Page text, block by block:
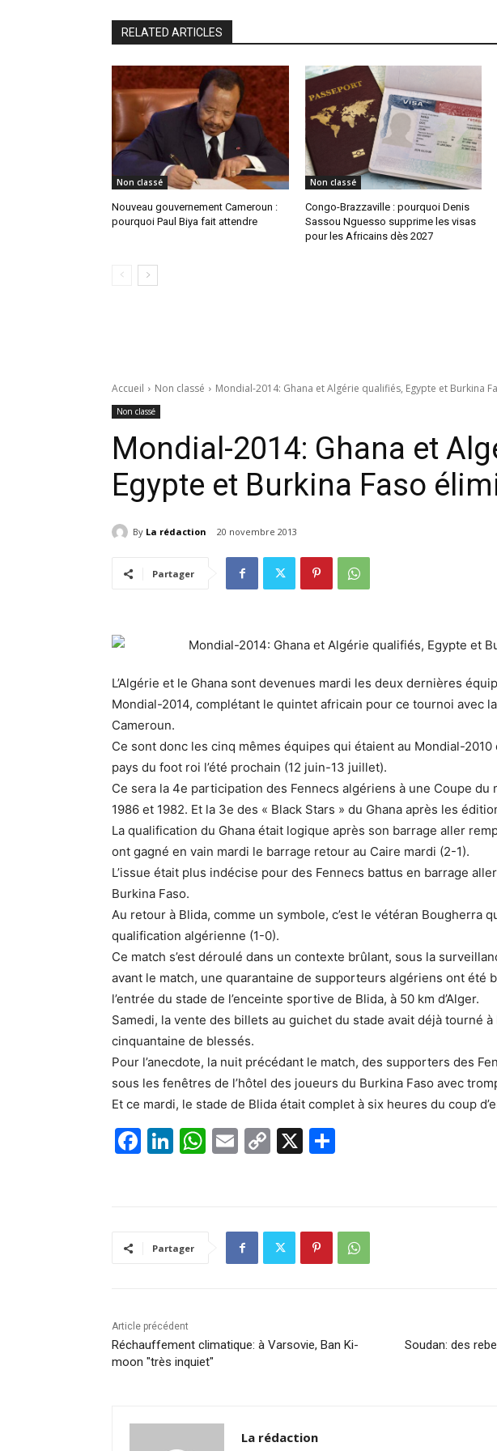
RELATED ARTICLES
Non classé
Nouveau gouvernement Cameroun :
pourquoi Paul Biya fait attendre
Non classé
Congo-Brazzaville : pourquoi Denis
Sassou Nguesso supprime les visas
pour les Africains dès 2027